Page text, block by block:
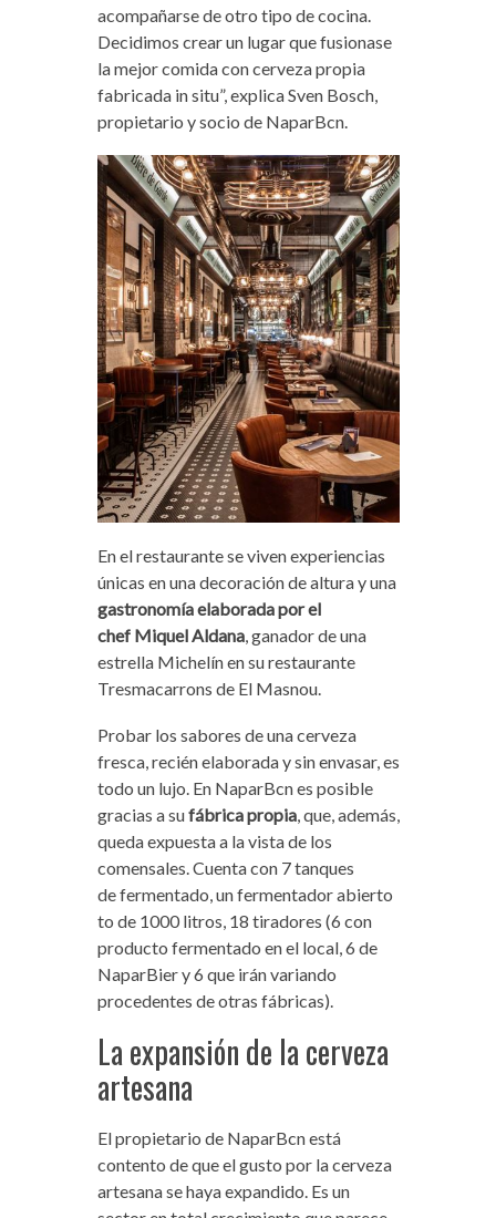
acompañarse de otro tipo de cocina.
Decidimos crear un lugar que fusionase
la mejor comida con cerveza propia
fabricada in situ”, explica Sven Bosch,
propietario y socio de NaparBcn.
En el restaurante se viven experiencias
únicas en una decoración de altura y una
gastronomía elaborada por el
chef Miquel Aldana, ganador de una
estrella Michelín en su restaurante
Tresmacarrons de El Masnou.
Probar los sabores de una cerveza
fresca, recién elaborada y sin envasar, es
todo un lujo. En NaparBcn es posible
gracias a sufábrica propia, que, además,
queda expuesta a la vista de los
comensales. Cuenta con 7 tanques
de fermentado, un fermentador abierto
to de 1000 litros, 18 tiradores (6 con
producto fermentado en el local, 6 de
NaparBier y 6 que irán variando
procedentes de otras fábricas).
La expansión de la cerveza
artesana
El propietario de NaparBcn está
contento de que el gusto por la cerveza
artesana se haya expandido. Es un